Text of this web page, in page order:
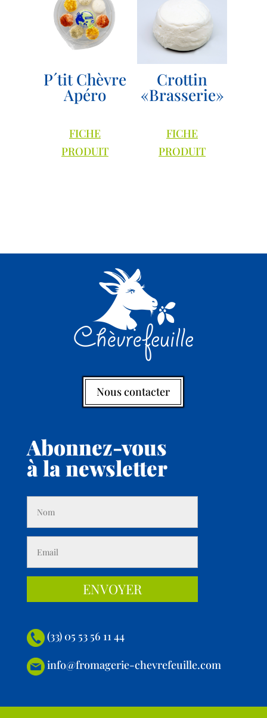
P´tit Chèvre
Apéro
FICHE
PRODUIT
Crottin
«Brasserie»
FICHE
PRODUIT
Nous contacter
Abonnez-vous
à la newsletter
(33) 05 53 56 11 44
info@fromagerie-chevrefeuille.com